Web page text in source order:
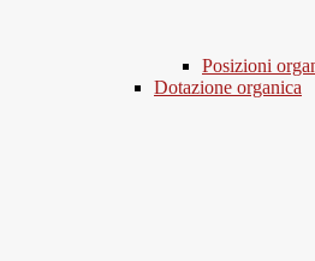
Posizioni
Dotazione organica